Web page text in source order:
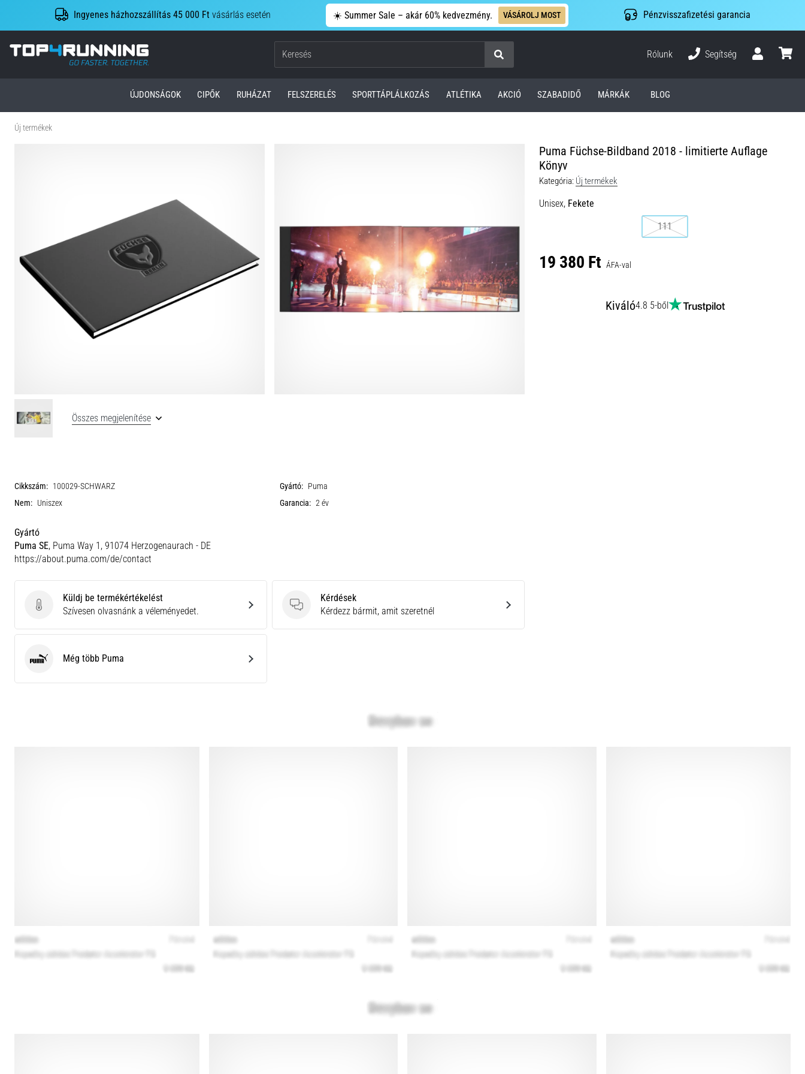
Ingyenes házhozszállítás 45 000 Ft vásárlás esetén ☀️ Summer Sale – akár 60% kedvezmény. VÁSÁROLJ MOST Pénzvisszafizetési garancia
Top4Running.hu
Keresés
Rólunk
Segítség
ÚJDONSÁGOK CIPŐK RUHÁZAT FELSZERELÉS SPORTTÁPLÁLKOZÁS ATLÉTIKA AKCIÓ SZABADIDŐ MÁRKÁK BLOG
Új termékek
Puma Füchse-Bildband 2018 - limitierte Auflage
Könyv
Kategória: Új termékek
Unisex, Fekete
111
19 380 Ft ÁFA-val
Kiváló4.8 5-ből
Összes megjelenítése
Cikkszám: 100029-SCHWARZ Gyártó: Puma
Nem: Uniszex Garancia: 2 év
Gyártó
Puma SE, Puma Way 1, 91074 Herzogenaurach - DE
https://about.puma.com/de/contact
Küldj be termékértékelést
Küldj be termékértékelést
Szívesen olvasnánk a véleményedet.
Kérdések
Kérdések
Kérdezz bármit, amit szeretnél
Puma Még több Puma